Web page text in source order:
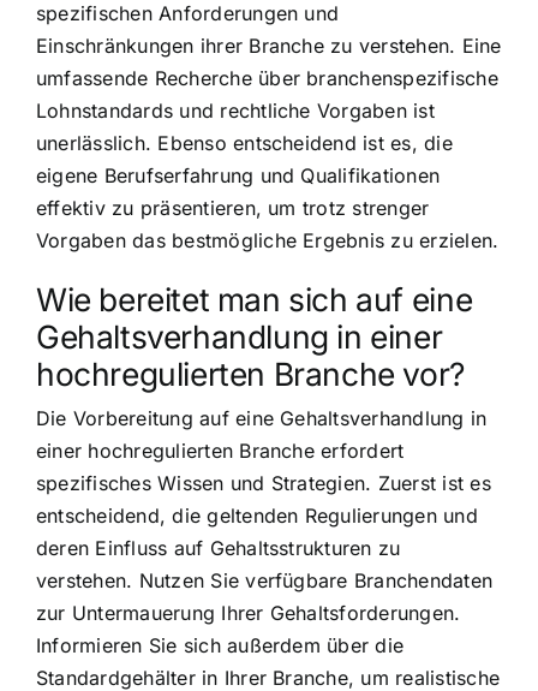
spezifischen Anforderungen und
Einschränkungen ihrer Branche zu verstehen. Eine
umfassende Recherche über branchenspezifische
Lohnstandards und rechtliche Vorgaben ist
unerlässlich. Ebenso entscheidend ist es, die
eigene Berufserfahrung und Qualifikationen
effektiv zu präsentieren, um trotz strenger
Vorgaben das bestmögliche Ergebnis zu erzielen.
Wie bereitet man sich auf eine
Gehaltsverhandlung in einer
hochregulierten Branche vor?
Die Vorbereitung auf eine Gehaltsverhandlung in
einer hochregulierten Branche erfordert
spezifisches Wissen und Strategien. Zuerst ist es
entscheidend, die geltenden Regulierungen und
deren Einfluss auf Gehaltsstrukturen zu
verstehen. Nutzen Sie verfügbare Branchendaten
zur Untermauerung Ihrer Gehaltsforderungen.
Informieren Sie sich außerdem über die
Standardgehälter in Ihrer Branche, um realistische